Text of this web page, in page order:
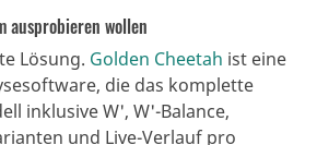
ausprobieren wollen
Lösung. Golden Cheetah ist eine
die das komplette
inklusive W', W'-Balance,
und Live-Verlauf pro